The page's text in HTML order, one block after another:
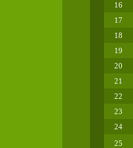
16
17
18
19
20
21
22
23
24
25